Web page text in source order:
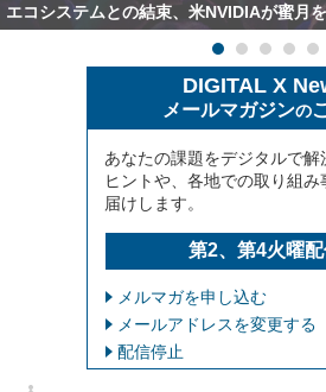
エコシステムとの結束、米NVIDIAが蜜月
DIGITAL X
メールマガジンの
あなたの課題をデジタルで解
ヒントや、各地での取り組み
届けします。
第2、第4火曜
メルマガを申し込む
メールアドレスを変更する
配信停止